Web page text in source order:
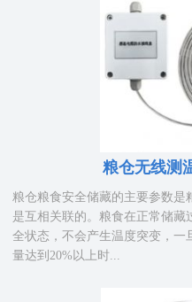
粮仓无线测
粮仓粮食安全储藏的主要参数是
是互相关联的。粮食在正常储藏
全状态，不会产生温度突变，一
量达到20%以上时...